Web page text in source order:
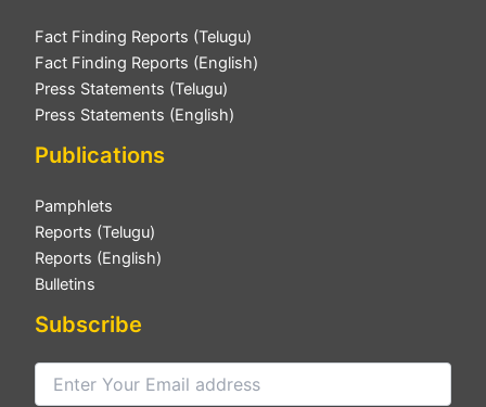
Fact Finding Reports (Telugu)
Fact Finding Reports (English)
Press Statements (Telugu)
Press Statements (English)
Publications
Pamphlets
Reports (Telugu)
Reports (English)
Bulletins
Subscribe